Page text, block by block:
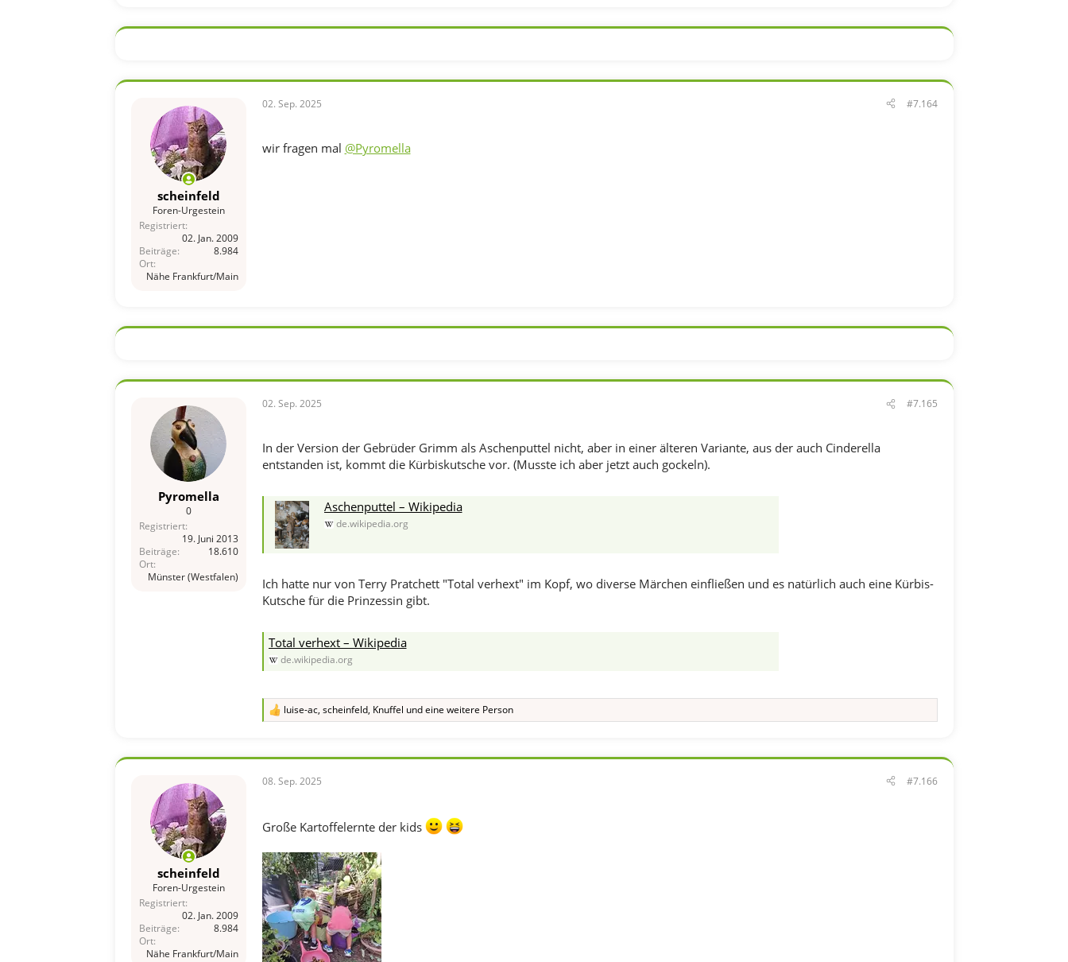
scheinfeld
Foren-Urgestein
Registriert
02. Jan. 2009
Beiträge
8.984
Ort
Nähe Frankfurt/Main
02. Sep. 2025 #7.164
wir fragen mal @Pyromella
Pyromella
0
Registriert
19. Juni 2013
Beiträge
18.610
Ort
Münster (Westfalen)
02. Sep. 2025 #7.165
In der Version der Gebrüder Grimm als Aschenputtel nicht, aber in einer älteren Variante, aus der auch Cinderella
entstanden ist, kommt die Kürbiskutsche vor. (Musste ich aber jetzt auch gockeln).
Aschenputtel – Wikipedia
de.wikipedia.org
Ich hatte nur von Terry Pratchett "Total verhext" im Kopf, wo diverse Märchen einfließen und es natürlich auch eine Kürbis-
Kutsche für die Prinzessin gibt.
Total verhext – Wikipedia
de.wikipedia.org
R
i
n
luise-ac, scheinfeld, Knuffel und eine weitere Person
scheinfeld
Foren-Urgestein
Registriert
02. Jan. 2009
Beiträge
8.984
Ort
Nähe Frankfurt/Main
08. Sep. 2025 #7.166
Große Kartoffelernte der kids